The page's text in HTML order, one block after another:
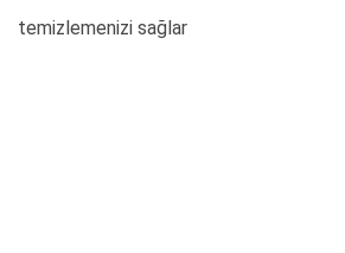
temizlemenizi sağlar